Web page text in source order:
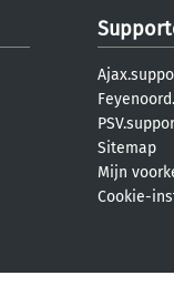
Sitemap
Mijn
Cookie-